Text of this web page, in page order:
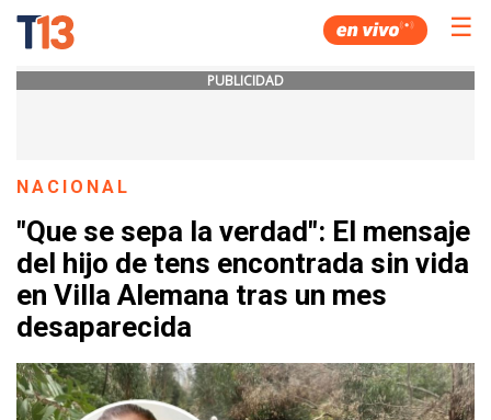
☰
PUBLICIDAD
NACIONAL
"Que se sepa la verdad": El mensaje
del hijo de tens encontrada sin vida
en Villa Alemana tras un mes
desaparecida